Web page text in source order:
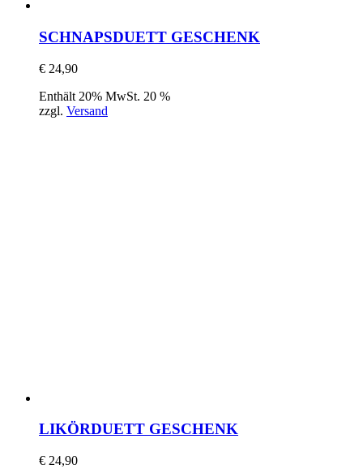
SCHNAPSDUETT GESCHENK
€ 24,90
Enthält 20% MwSt. 20 %
zzgl. Versand
LIKÖRDUETT GESCHENK
€ 24,90